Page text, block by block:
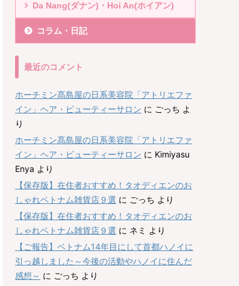
Da Nang(ダナン)・Hoi An(ホイアン)
コラム・日記
最近のコメント
ホーチミン髙島屋の日系美容院「アトリエファ
イン」ヘア・ビューティーサロン に ごっち よ
り
ホーチミン髙島屋の日系美容院「アトリエファ
イン」ヘア・ビューティーサロン に Kimiyasu
Enya より
【保存版】在住者おすすめ！タオディエンのお
しゃれベトナム雑貨店９選 に ごっち より
【保存版】在住者おすすめ！タオディエンのお
しゃれベトナム雑貨店９選 に ネミ より
【ご報告】ベトナム14年目にして首都ハノイに
引っ越しました～今後の活動やハノイに住んだ
感想～ に ごっち より